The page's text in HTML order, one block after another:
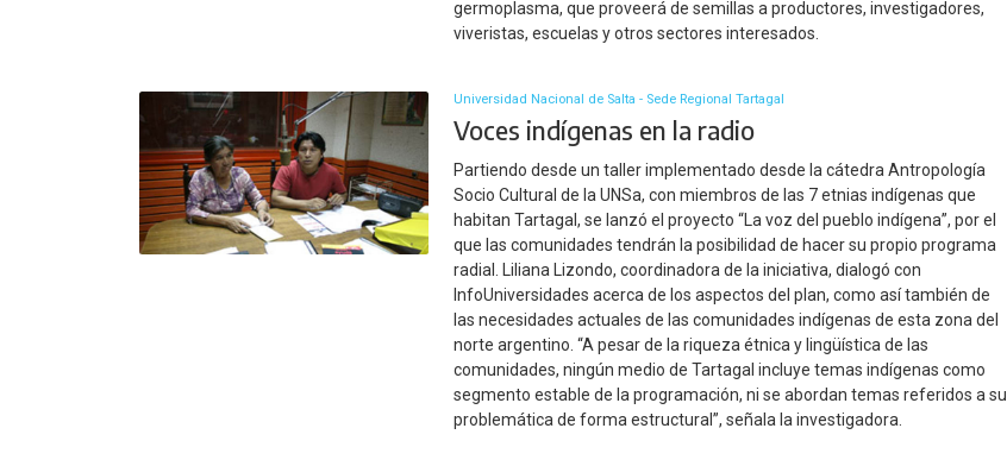
germoplasma, que proveerá de semillas a productores, investigadores,
viveristas, escuelas y otros sectores interesados.
Universidad Nacional de Salta - Sede Regional Tartagal
Voces indígenas en la radio
Partiendo desde un taller implementado desde la cátedra Antropología
Socio Cultural de la UNSa, con miembros de las 7 etnias indígenas que
habitan Tartagal, se lanzó el proyecto “La voz del pueblo indígena”, por el
que las comunidades tendrán la posibilidad de hacer su propio programa
radial. Liliana Lizondo, coordinadora de la iniciativa, dialogó con
InfoUniversidades acerca de los aspectos del plan, como así también de
las necesidades actuales de las comunidades indígenas de esta zona del
norte argentino. “A pesar de la riqueza étnica y lingüística de las
comunidades, ningún medio de Tartagal incluye temas indígenas como
segmento estable de la programación, ni se abordan temas referidos a su
problemática de forma estructural”, señala la investigadora.